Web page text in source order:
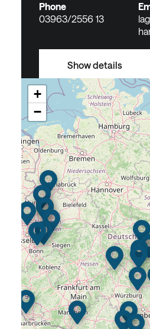
Phone
03963/2556 13
Show details
air-be-c
Phone
03652057180
Show details
ALPHA Plauen
Fahrzeugtechnik
Phone
03741/120010
+
−